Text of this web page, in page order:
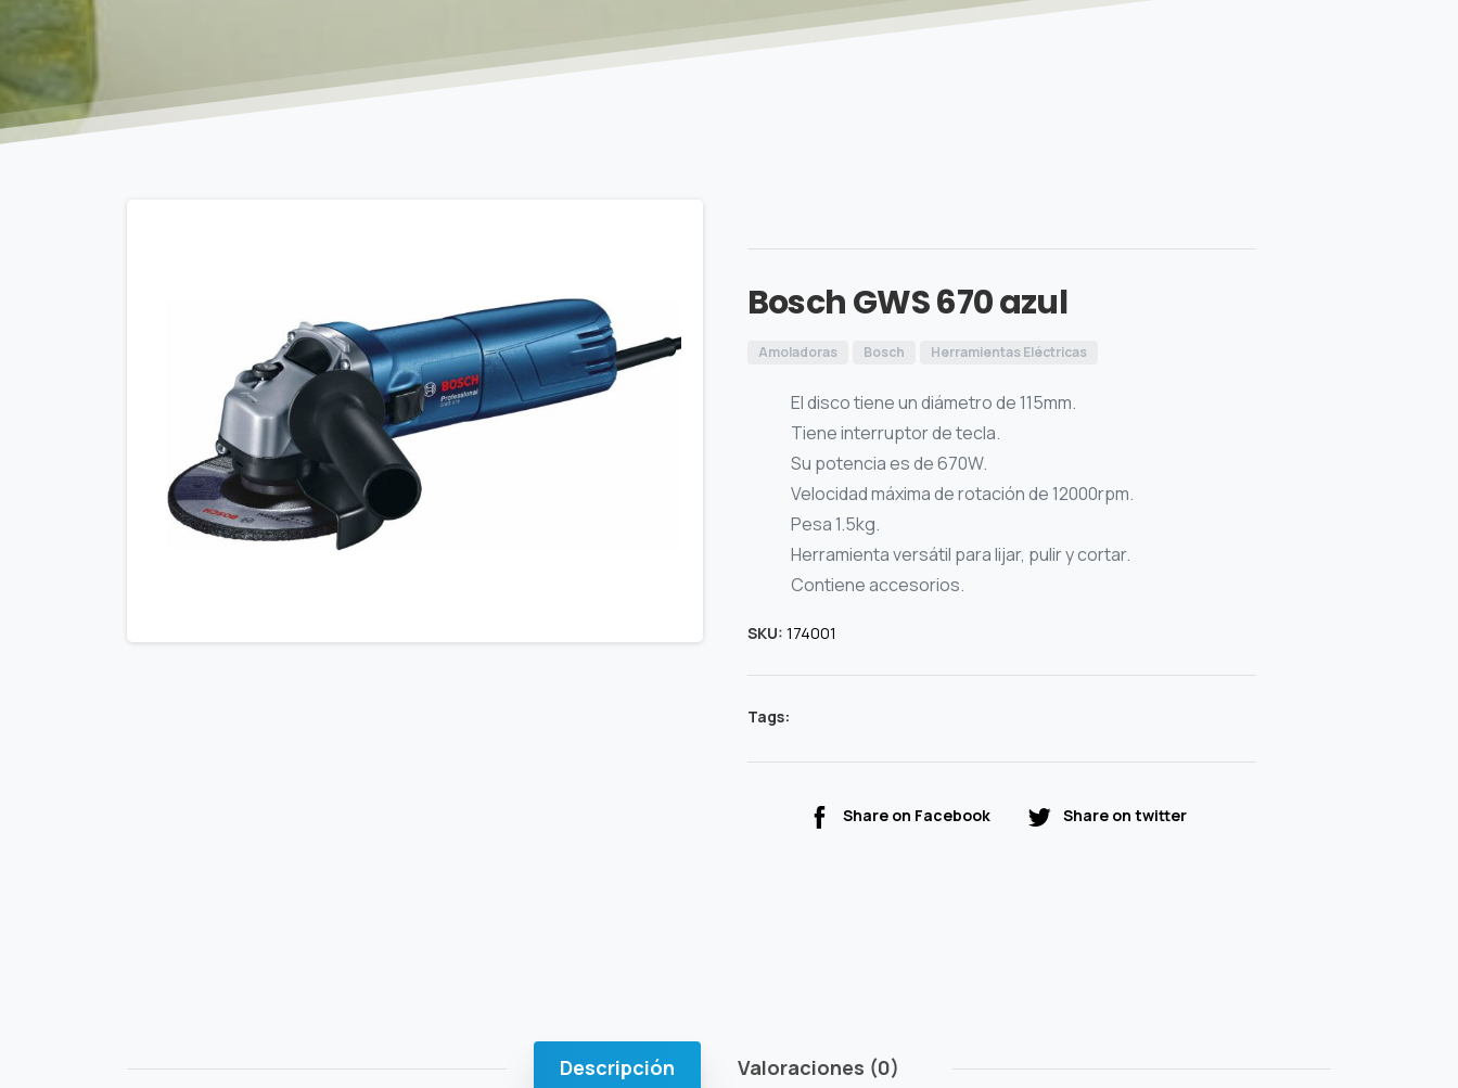
Bosch GWS 670 azul
Amoladoras Bosch Herramientas Eléctricas
El disco tiene un diámetro de 115mm.
Tiene interruptor de tecla.
Su potencia es de 670W.
Velocidad máxima de rotación de 12000rpm.
Pesa 1.5kg.
Herramienta versátil para lijar, pulir y cortar.
Contiene accesorios.
SKU: 174001
Tags:
Share on Facebook Share on twitter
Descripción Valoraciones (0)